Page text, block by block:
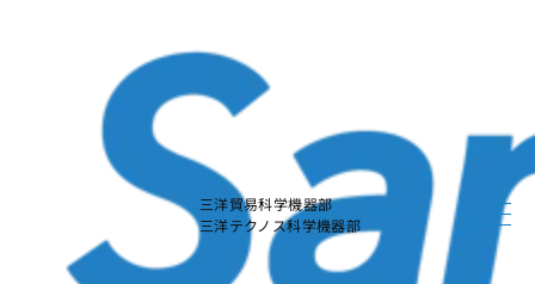
三洋貿易科学機器部
三洋テクノス科学機器部